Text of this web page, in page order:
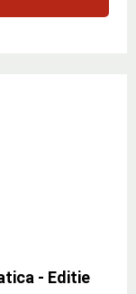
- Editie